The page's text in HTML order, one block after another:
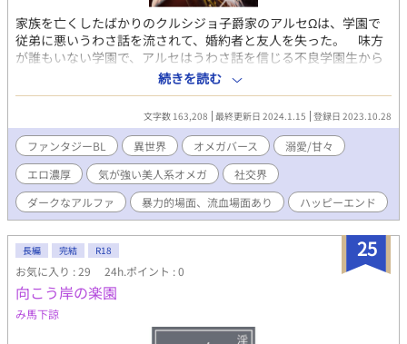
家族を亡くしたばかりのクルシジョ子爵家のアルセΩは、学園で
従弟に悪いうわさ話を流されて、婚約者と友人を失った。 味方
が誰もいない学園で、アルセはうわさ話を信じる不良学園生から
嫌がらせを受け、強姦されそうになる。学園を訪れていた竜の血
をひくグラーシア公爵エスパーダαが、暴行を受けるアルセを見つ
け止めに入った。 …暴行の傷が癒え、学園生活に復帰しようと
したアルセに『お前の嫁ぎ先が決まった』と、叔父に突然言い渡
される。 だが自分が嫁ぐ相手が誰かを知り、アルセは絶望し自
暴自棄になる。 そんな時に自分を救ってくれたエスパーダと再会
する。 望まない相手に嫁がされそうになったアルセは、エスパ
ーダに契約結婚を持ちかけられ承諾する。 この時アルセは知ら
なかった。 グラーシア公爵エスパーダは社交界で、呪われた血
ルユル設定のオメガバースです。どうかご容赦を！ 😨暴力的な描
写、血生臭い騎士同士の戦闘、殺人の描写があります。流血場面
が苦手な方はご注意を！ 😍後半エロが濃厚となります！嫌いな方
はご注意を！
続きを読む
文字数 163,208 最終更新日 2024.1.15 登録日 2023.10.28
ファンタジーBL 異世界 オメガバース
溺愛/甘々
エロ濃厚
気が強い美人系オメガ
社交界
ダークなアルファ
暴力的場面、流血場面あり ハッピーエンド
25
長編 完結 R18
お気に入り : 29 24h.ポイント : 0
向こう岸の楽園
み馬下諒